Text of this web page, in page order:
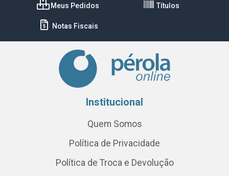
Meus Pedidos Títulos
Notas Fiscais
Institucional
Quem Somos
Política de Privacidade
Política de Troca e Devolução